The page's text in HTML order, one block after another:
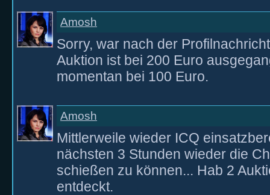
Amosh
Sorry, war nach der
Auktion ist bei 200 Euro
momentan bei 100 Euro.
Amosh
Mittlerweile wieder ICQ
nächsten 3 Stunden wieder die
schießen zu können... Hab 2
entdeckt.